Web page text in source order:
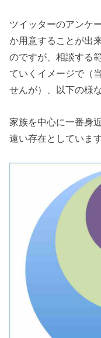
ツイッターのアンケ
か用意することが出
のですが、相談する
ていくイメージで（
せんが）、以下の様
家族を中心に一番身
遠い存在としています